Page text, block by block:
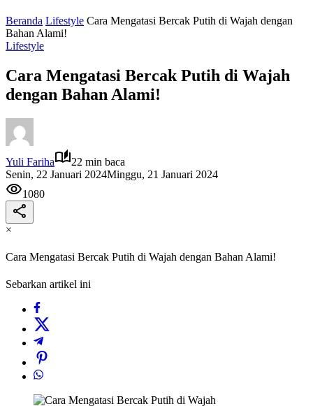
Beranda Lifestyle Cara Mengatasi Bercak Putih di Wajah dengan
Bahan Alami!
Lifestyle
Cara Mengatasi Bercak Putih di Wajah
dengan Bahan Alami!
Yuli Fariha
22 min baca
Senin, 22 Januari 2024Minggu, 21 Januari 2024
1080
×
Cara Mengatasi Bercak Putih di Wajah dengan Bahan Alami!
Sebarkan artikel ini